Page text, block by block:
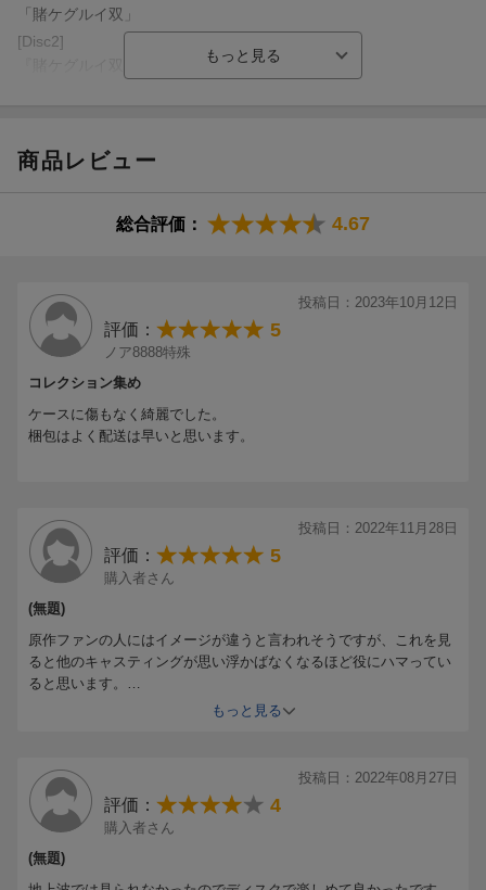
＜キャスト＞
森川葵
福本莉子
犬飼貴丈
岡本夏美
中村ゆりか
三戸なつめ
萩原みのり
長井短
高杉真宙
監督：英勉、長野晋也
脚本：高野水登、英勉
原作：河本ほむら・斎木桂・尚村透（掲載 月刊「ガンガンJOKE
R」スクウェア・エニックス刊)
河本ほむら・尚村透・斎木桂／SQUARE ENIX©2021 ドラマ
「賭ケグルイ双」製作委員会
「賭ケグルイ双」
[Disc2]
『賭ケグルイ双』／Blu-rayDisc Video
商品レビュー
総合評価： 4.67
投稿日：2023年10月12日
評価： 5
ノア8888特殊
コレクション集め
ケースに傷もなく綺麗でした。
梱包はよく配送は早いと思います。
投稿日：2022年11月28日
評価： 5
購入者さん
(無題)
原作ファンの人にはイメージが違うと言われそうですが、これを見
ると他のキャスティングが思い浮かばなくなるほど役にハマってい
ると思います。
大げさな演技が前提なので好き嫌いが分かれる演出だと思います
見るとなんだか元気が出る作品です。
もっと見る
投稿日：2022年08月27日
評価： 4
購入者さん
(無題)